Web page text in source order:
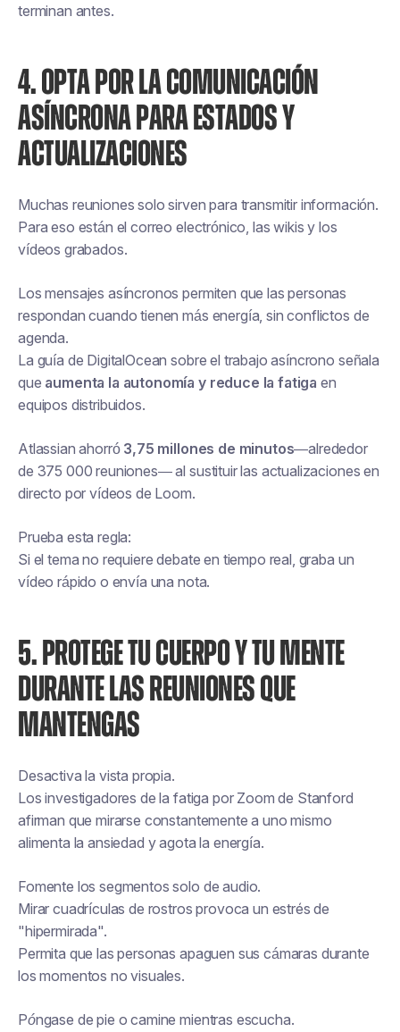
terminan antes.
4. OPTA POR LA COMUNICACIÓN
ASÍNCRONA PARA ESTADOS Y
ACTUALIZACIONES
Muchas reuniones solo sirven para transmitir información.
Para eso están el correo electrónico, las wikis y los
vídeos grabados.
Los mensajes asíncronos permiten que las personas
respondan cuando tienen más energía, sin conflictos de
agenda.
La guía de DigitalOcean sobre el trabajo asíncrono señala
que aumenta la autonomía y reduce la fatiga en
equipos distribuidos.
Atlassian ahorró 3,75 millones de minutos—alrededor
de 375 000 reuniones— al sustituir las actualizaciones en
directo por vídeos de Loom.
Prueba esta regla:
Si el tema no requiere debate en tiempo real, graba un
vídeo rápido o envía una nota.
5. PROTEGE TU CUERPO Y TU MENTE
DURANTE LAS REUNIONES QUE
MANTENGAS
Desactiva la vista propia.
Los investigadores de la fatiga por Zoom de Stanford
afirman que mirarse constantemente a uno mismo
alimenta la ansiedad y agota la energía.
Fomente los segmentos solo de audio.
Mirar cuadrículas de rostros provoca un estrés de
"hipermirada".
Permita que las personas apaguen sus cámaras durante
los momentos no visuales.
Póngase de pie o camine mientras escucha.